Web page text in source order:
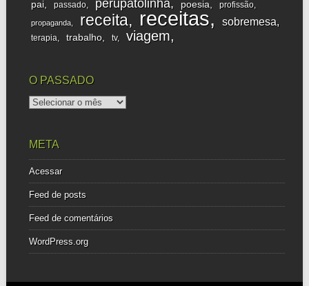
pai passado perupatolinha poesia profissão
propaganda receita receitas sobremesa
terapia trabalho tv viagem
O PASSADO
META
Acessar
Feed de posts
Feed de comentários
WordPress.org